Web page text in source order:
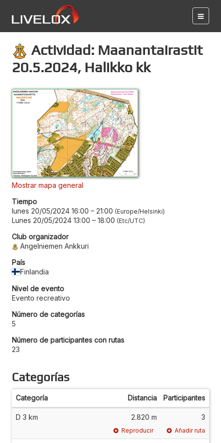
Actividad: Maanantairastit
20.5.2024, Halikko kk
Mostrar mapa general
Tiempo
lunes 20/05/2024 16:00 – 21:00 Europe/Helsinki
Lunes 20/05/2024 13:00 – 18:00 Etc/UTC
Club organizador
Angelniemen Ankkuri
País
Finlandia
Nivel de evento
Evento recreativo
Número de categorías
5
Número de participantes con rutas
23
Categorías
Categoría Distancia Participantes
D 3 km 2.820 m 3
Reproducir Añadir ruta